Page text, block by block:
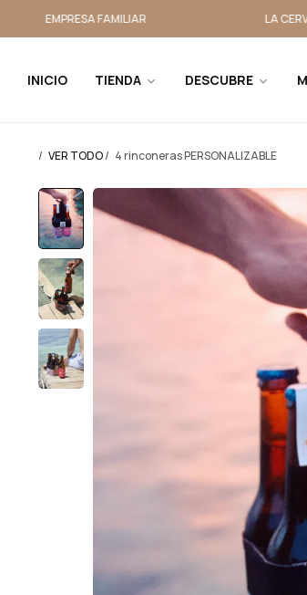
EMPRESA FAMILIAR LA CERVEZA
INICIO TIENDA DESCUBRE
/ VER TODO/ 4 rinconeras PERSONALIZABLE